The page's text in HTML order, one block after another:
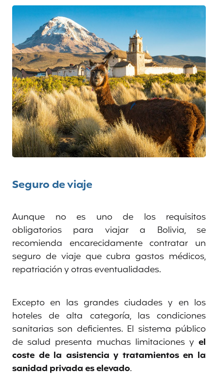
Seguro de viaje
Aunque no es uno de los requisitos
obligatorios para viajar a Bolivia, se
recomienda encarecidamente contratar un
seguro de viaje que cubra gastos médicos,
repatriación y otras eventualidades.
Excepto en las grandes ciudades y en los
hoteles de alta categoría, las condiciones
sanitarias son deficientes. El sistema público
de salud presenta muchas limitaciones y el
coste de la asistencia y tratamientos en la
sanidad privada es elevado.